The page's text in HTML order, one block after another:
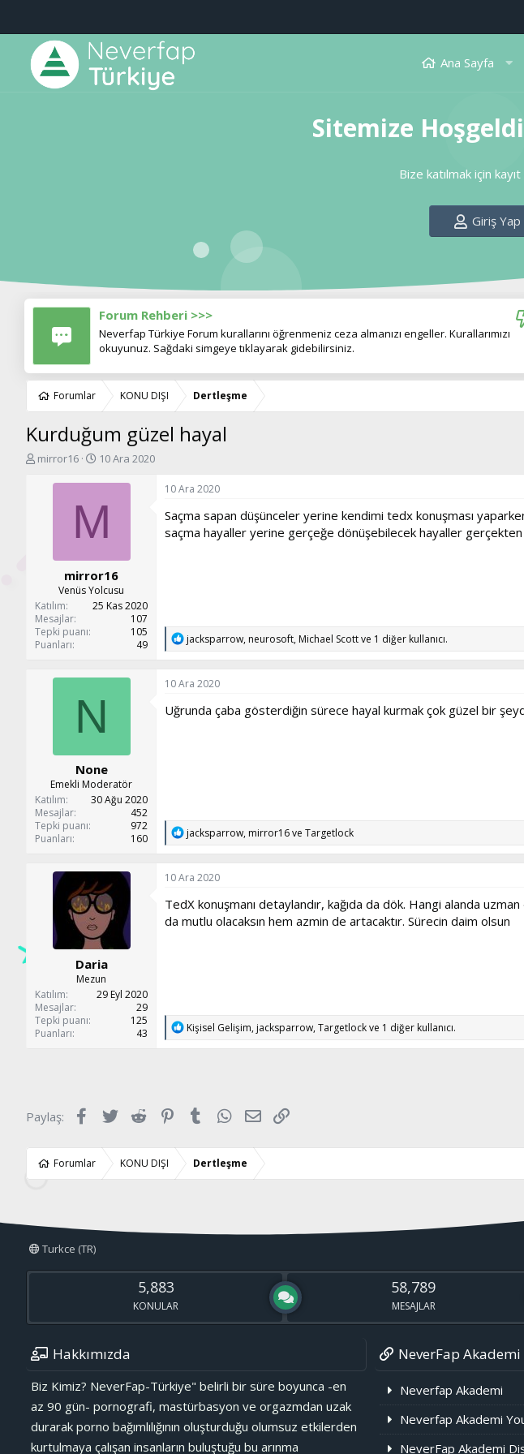
Ana Sayfa
Sitemize
Bize katılmak için
Giriş Yap
Forum Rehberi >>>
Neverfap Türkiye Forum kurallarını öğrenmeniz ceza almanızı engeller. Kurallarımızı
okuyunuz. Sağdaki simgeye tıklayarak gidebilirsiniz.
Forumlar KONU DIŞI Dertleşme
Kurduğum güzel hayal
K
a
t
a
n
mirror16
B
ş
a
ı
ç
t
a
10 Ara 2020
M
mirror16
Venüs Yolcusu
Katılım
25 Kas 2020
Mesajlar
107
Tepki puanı
105
Puanları
49
10 Ara 2020
Saçma sapan düşünceler yerine kendimi tedx konuşması
saçma hayaller yerine gerçeğe dönüşebilecek hayaller
T
p
i
e
jacksparrow,neurosoft,Michael Scottve 1 diğer kullanıcı.
N
None
Emekli Moderatör
Katılım
30 Ağu 2020
Mesajlar
452
Tepki puanı
972
Puanları
160
10 Ara 2020
Uğrunda çaba gösterdiğin sürece hayal kurmak çok güzel bir
T
p
i
e
r
jacksparrow,mirror16ve Targetlock
Daria
Mezun
Katılım
29 Eyl 2020
Mesajlar
29
Tepki puanı
125
Puanları
43
10 Ara 2020
TedX konuşmanı detaylandır, kağıda da dök. Hangi alanda
da mutlu olacaksın hem azmin de artacaktır. Sürecin daim olsun
T
p
Kişisel Gelişim,jacksparrow,Targetlockve 1 diğer kullanıcı.
Paylaş: FacebookTwitterReddit PinterestTumblrWhatsApp
E-posta
Forumlar KONU DIŞI Dertleşme
Turkce (TR)
5,883
KONULAR
58,789
MESAJLAR
Hakkımızda
Biz Kimiz? NeverFap-Türkiye" belirli bir süre boyunca -en
az 90 gün- pornografi, mastürbasyon ve orgazmdan uzak
durarak porno bağımlılığının oluşturduğu olumsuz etkilerden
kurtulmaya çalışan insanların buluştuğu bu arınma
NeverFap Akademi
Neverfap Akademi
Neverfap Akademi
NeverFap Akademi